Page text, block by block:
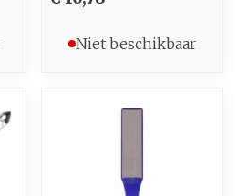
Niet beschikbaar